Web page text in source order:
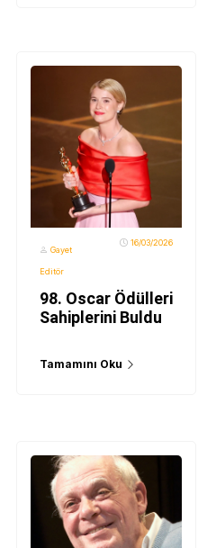
Gayet
Editör
16/03/2026
98. Oscar Ödülleri
Sahiplerini Buldu
Tamamını Oku